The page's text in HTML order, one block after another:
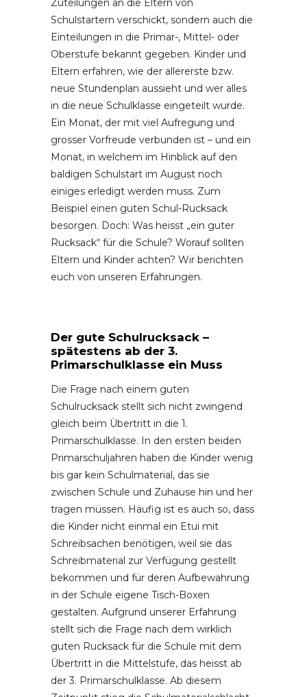
Zuteilungen an die Eltern von
Schulstartern verschickt, sondern auch die
Einteilungen in die Primar-, Mittel- oder
Oberstufe bekannt gegeben. Kinder und
Eltern erfahren, wie der allererste bzw.
neue Stundenplan aussieht und wer alles
in die neue Schulklasse eingeteilt wurde.
Ein Monat, der mit viel Aufregung und
grosser Vorfreude verbunden ist – und ein
Monat, in welchem im Hinblick auf den
baldigen Schulstart im August noch
einiges erledigt werden muss. Zum
Beispiel einen guten Schul-Rucksack
besorgen. Doch: Was heisst „ein guter
Rucksack“ für die Schule? Worauf sollten
Eltern und Kinder achten? Wir berichten
euch von unseren Erfahrungen.
Der gute Schulrucksack –
spätestens ab der 3.
Primarschulklasse ein Muss
Die Frage nach einem guten
Schulrucksack stellt sich nicht zwingend
gleich beim Übertritt in die 1.
Primarschulklasse. In den ersten beiden
Primarschuljahren haben die Kinder wenig
bis gar kein Schulmaterial, das sie
zwischen Schule und Zuhause hin und her
tragen müssen. Häufig ist es auch so, dass
die Kinder nicht einmal ein Etui mit
Schreibsachen benötigen, weil sie das
Schreibmaterial zur Verfügung gestellt
bekommen und für deren Aufbewahrung
in der Schule eigene Tisch-Boxen
gestalten. Aufgrund unserer Erfahrung
stellt sich die Frage nach dem wirklich
guten Rucksack für die Schule mit dem
Übertritt in die Mittelstufe, das heisst ab
der 3. Primarschulklasse. Ab diesem